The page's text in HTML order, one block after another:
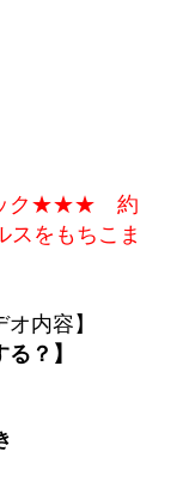
ク★★★　約
をもちこま
内容】
？】